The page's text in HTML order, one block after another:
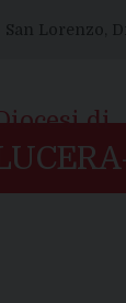
San Lorenzo,